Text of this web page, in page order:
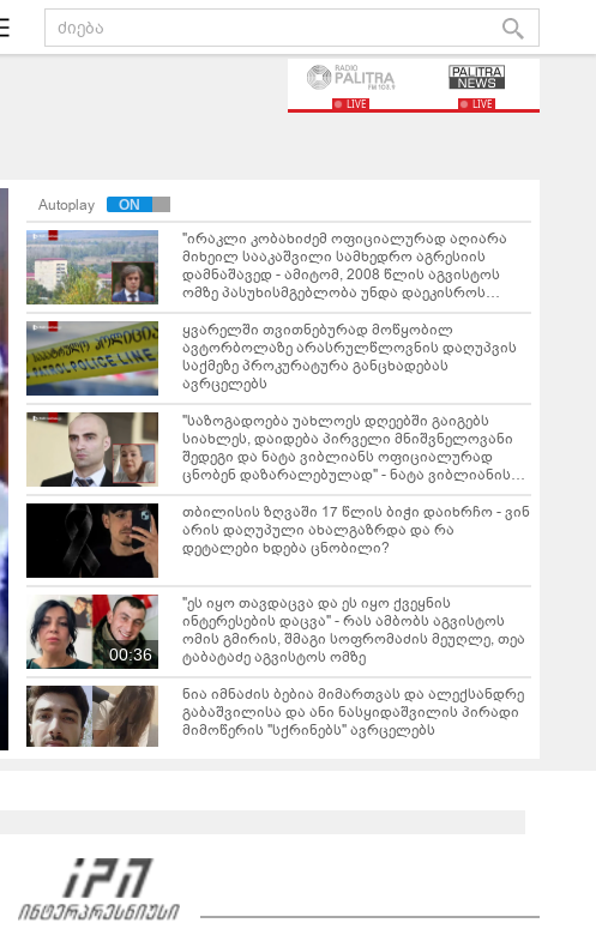
LIVE LIVE
Autoplay
"ირაკლი კობახიძემ ოფიციალურად აღიარა
მიხეილ სააკაშვილი სამხედრო აგრესიის
დამნაშავედ - ამიტომ, 2008 წლის აგვისტოს
ომზე პასუხისმგებლობა უნდა დაეკისროს
ქვეყანას" - ოკუპირებული ცხინვალის ე.წ.
საგარეო უწყება განცხადებას ავრცელებს
ყვარელში თვითნებურად მოწყობილ
ავტორბოლაზე არასრულწლოვნის დაღუპვის
საქმეზე პროკურატურა განცხადებას
ავრცელებს
"საზოგადოება უახლოეს დღეებში გაიგებს
სიახლეს, დაიდება პირველი მნიშვნელოვანი
შედეგი და ნატა ვიბლიანს ოფიციალურად
ცნობენ დაზარალებულად" - ნატა ვიბლიანის
საქმესთან დაკავშირებით ტარიელ კაკაბაძე
ინფორმაციას ავრცელებს
თბილისის ზღვაში 17 წლის ბიჭი დაიხრჩო - ვინ
არის დაღუპული ახალგაზრდა და რა
დეტალები ხდება ცნობილი?
00:36
"ეს იყო თავდაცვა და ეს იყო ქვეყნის
ინტერესების დაცვა" - რას ამბობს აგვისტოს
ომის გმირის, შმაგი სოფრომაძის მეუღლე, თეა
ტაბატაძე აგვისტოს ომზე
ნია იმნაძის ბებია მიმართვას და ალექსანდრე
გაბაშვილისა და ანი ნასყიდაშვილის პირადი
მიმოწერის "სქრინებს" ავრცელებს
ვიდეომიმართვა